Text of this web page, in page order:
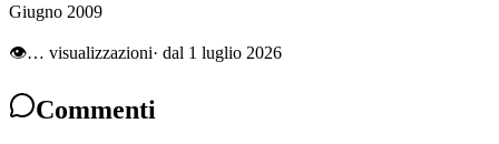
Giugno 2009
👁… visualizzazioni· dal 1 luglio 2026
Commenti